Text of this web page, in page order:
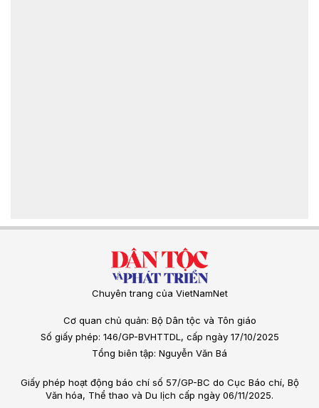
Chuyên trang của VietNamNet
Cơ quan chủ quản: Bộ Dân tộc và Tôn giáo
Số giấy phép: 146/GP-BVHTTDL, cấp ngày 17/10/2025
Tổng biên tập: Nguyễn Văn Bá
Giấy phép hoạt động báo chí số 57/GP-BC do Cục Báo chí, Bộ
Văn hóa, Thể thao và Du lịch cấp ngày 06/11/2025.